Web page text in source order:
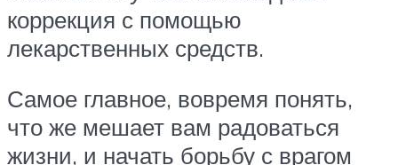
коррекция с помощью
лекарственных средств.
Самое главное, вовремя понять,
что же мешает вам радоваться
жизни, и начать борьбу с врагом